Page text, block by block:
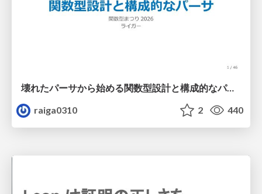
壊れたパーサから始める関数型設計と構成的なパーサ #fp_matsuri
raiga0310
2 440